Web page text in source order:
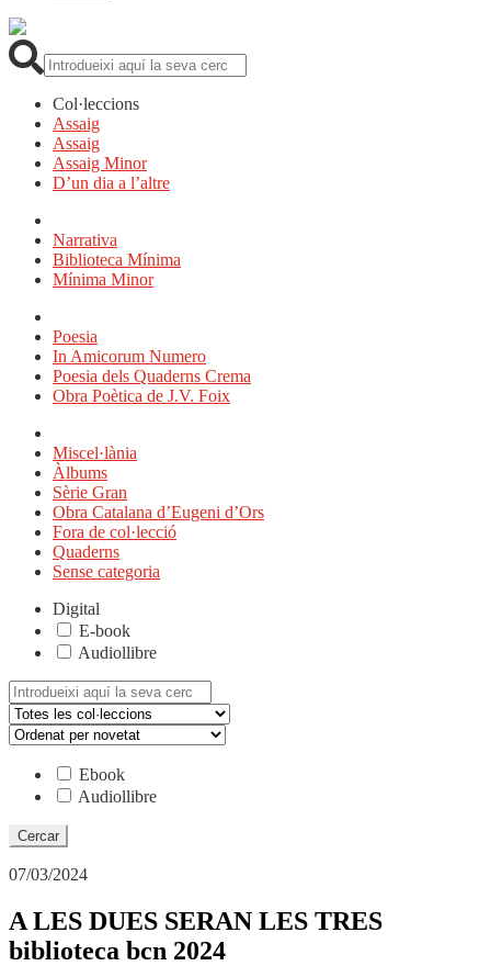
Col·leccions
Assaig
Assaig
Assaig Minor
D’un dia a l’altre
Narrativa
Biblioteca Mínima
Mínima Minor
Poesia
In Amicorum Numero
Poesia dels Quaderns Crema
Obra Poètica de J.V. Foix
Miscel·lània
Àlbums
Sèrie Gran
Obra Catalana d’Eugeni d’Ors
Fora de col·lecció
Quaderns
Sense categoria
Digital
E-book
Audiollibre
Cerca:
Ebook
Audiollibre
07/03/2024
A LES DUES SERAN LES TRES
biblioteca bcn 2024